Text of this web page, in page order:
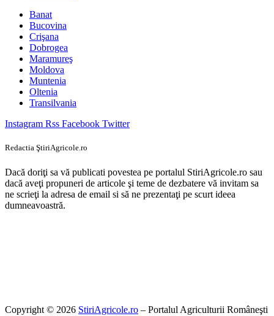
Banat
Bucovina
Crişana
Dobrogea
Maramureş
Moldova
Muntenia
Oltenia
Transilvania
Instagram Rss Facebook Twitter
Redactia ŞtiriAgricole.ro
Dacă doriţi sa vă publicati povestea pe portalul StiriAgricole.ro sau
dacă aveţi propuneri de articole şi teme de dezbatere vă invitam sa
ne scrieţi la adresa de email si să ne prezentaţi pe scurt ideea
dumneavoastră.
Copyright © 2026 StiriAgricole.ro – Portalul Agriculturii Româneşti